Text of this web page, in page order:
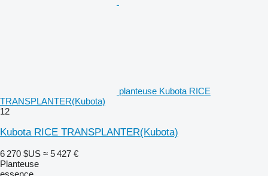
planteuse Kubota RICE
TRANSPLANTER(Kubota)
12
Kubota RICE TRANSPLANTER(Kubota)
6 270 $US ≈ 5 427 €
Planteuse
essence